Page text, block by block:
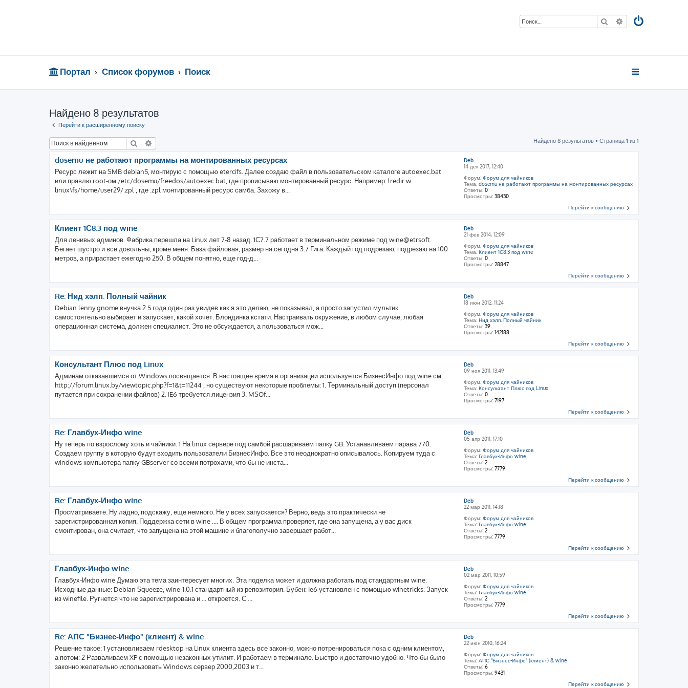
Поиск Расширенный
Портал Список форумов Поиск
Найдено 8 результатов
Перейти к расширенному поиску
Поиск Найдено 8 результатов • Страница 1 из 1
Deb
14 дек 2017, 12:40
Форум: Форум для чайников
Тема: dosemu не работают программы на монтированных ресурсах
Ответы: 0
Просмотры: 38430
dosemu не работают программы на монтированных ресурсах
Ресурс лежит на SMB debian5, монтирую с помощью etercifs. Далее создаю файл в пользовательском каталоге autoexec.bat
или правлю root-ом /etc/dosemu/freedos/autoexec.bat, где прописываю монтированный ресурс. Например: lredir w:
linux\fs/home/user29/.zpl , где .zpl монтированный ресурс самба. Захожу в...
Перейти к сообщению
Deb
21 фев 2014, 12:09
Форум: Форум для чайников
Тема: Клиент 1С8.3 под wine
Ответы: 0
Просмотры: 28847
Клиент 1С8.3 под wine
Для ленивых админов. Фабрика перешла на Linux лет 7-8 назад. 1С7.7 работает в терминальном режиме под wine@etrsoft.
Бегает шустро и все довольны, кроме меня. База файловая, размер на сегодня 3.7 Гига. Каждый год подрезаю, подрезаю на 100
метров, а прирастает ежегодно 250. В общем понятно, еще год-д...
Перейти к сообщению
Deb
18 июн 2012, 11:24
Форум: Форум для чайников
Тема: Нид хэлп. Полный чайник
Ответы: 39
Просмотры: 142188
Re: Нид хэлп. Полный чайник
Debian lenny gnome внучка 2.5 года один раз увидев как я это делаю, не показывал, а просто запустил мультик
самостоятельно выбирает и запускает, какой хочет. Блондинка кстати. Настраивать окружение, в любом случае, любая
операционная система, должен специалист. Это не обсуждается, а пользоваться мож...
Перейти к сообщению
Deb
09 ноя 2011, 13:49
Форум: Форум для чайников
Тема: Консультант Плюс под Linux
Ответы: 0
Просмотры: 7197
Консультант Плюс под Linux
Админам отказавшимся от Windows посвящается. В настоящее время в организации используется БизнесИнфо под wine см.
http://forum.linux.by/viewtopic.php?f=1&t=11244 , но существуют некоторые проблемы: 1. Терминальный доступ (персонал
путается при сохранении файлов) 2. IE6 требуется лицензия 3. MSOf...
Перейти к сообщению
Deb
05 апр 2011, 17:10
Форум: Форум для чайников
Тема: Главбух-Инфо wine
Ответы: 2
Просмотры: 7779
Re: Главбух-Инфо wine
Ну теперь по взрослому хоть и чайники. 1 На linux сервере под самбой расшариваем папку GB. Устанавливаем парава 770.
Создаем группу в которую будут входить пользователи БизнесИнфо. Все это неоднократно описывалось. Копируем туда с
windows компьютера папку GBserver со всеми потрохами, что-бы не инста...
Перейти к сообщению
Deb
22 мар 2011, 14:18
Форум: Форум для чайников
Тема: Главбух-Инфо wine
Ответы: 2
Просмотры: 7779
Re: Главбух-Инфо wine
Просматриваете. Ну ладно, подскажу, еще немного. Не у всех запускается? Верно, ведь это практически не
зарегистрированная копия. Поддержка сети в wine .... В общем программа проверяет, где она запущена, а у вас диск
смонтирован, она считает, что запущена на этой машине и благополучно завершает работ...
Перейти к сообщению
Deb
02 мар 2011, 10:59
Форум: Форум для чайников
Тема: Главбух-Инфо wine
Ответы: 2
Просмотры: 7779
Главбух-Инфо wine
Главбух-Инфо wine Думаю эта тема заинтересует многих. Эта поделка может и должна работать под стандартным wine.
Исходные данные: Debian Squeeze, wine-1.0.1 стандартный из репозитория. Бубен: Ie6 установлен с помощью winetricks. Запуск
из winefile. Ругнется что не зарегистрирована и ... откроется. С ...
Перейти к сообщению
Deb
22 июн 2010, 16:24
Форум: Форум для чайников
Тема: АПС "Бизнес-Инфо" (клиент) & wine
Ответы: 6
Просмотры: 9431
Re: АПС "Бизнес-Инфо" (клиент) & wine
Решение такое: 1 установливаем rdesktop на Linux клиента здесь все законно, можно потренироваться пока с одним клиентом,
а потом: 2 Разваливаем XP с помощью незаконных утилит. И работаем в терминале. Быстро и достаточно удобно. Что-бы было
законно желательно использовать Windows сервер 2000,2003 и т...
Перейти к сообщению